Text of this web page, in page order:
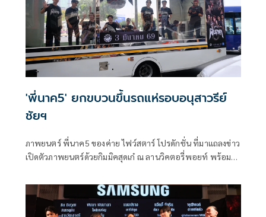
'พี่นาค5' ยกขบวนขึ้นรถแห่รอบอนุสาวรีย์
ชัยฯ
ภาพยนตร์ พี่นาค5 ของค่าย ไฟว์สตาร์ โปรดักชั่น ที่มาแถลงข่าว
เปิดตัวภาพยนตร์ด้วยกิมมิคสุดเก๋ ณ ลานวิคตอรี่พอยท์ พร้อม
รอบอนุสาวรีย์ชัยสมรภูมิ และเปิดประเดิมด้วยโชว์จากศิลปิน
SPRITE(สไปร์ท) ในเพลง ผีพี่นาค ซึ่งเป็นหนึ่งในเพลงประกอบ
ภาพยนตร์ พี่นาค5